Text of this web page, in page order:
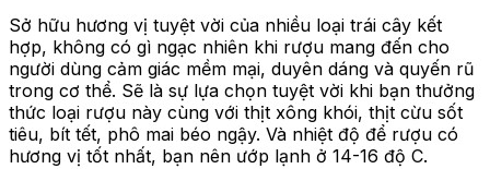
Sở hữu hương vị tuyệt vời của nhiều loại trái cây kết
hợp, không có gì ngạc nhiên khi rượu mang đến cho
người dùng cảm giác mềm mại, duyên dáng và quyến rũ
trong cơ thể. Sẽ là sự lựa chọn tuyệt vời khi bạn thưởng
thức loại rượu này cùng với thịt xông khói, thịt cừu sốt
tiêu, bít tết, phô mai béo ngậy. Và nhiệt độ để rượu có
hương vị tốt nhất, bạn nên ướp lạnh ở 14-16 độ C.